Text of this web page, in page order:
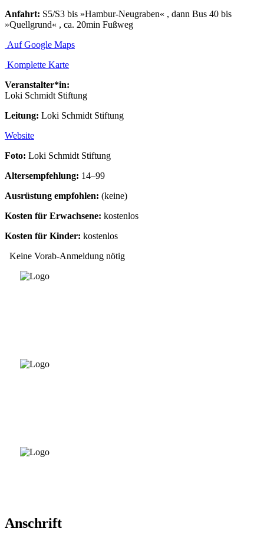
Anfahrt: S5/S3 bis »Hambur-Neugraben« , dann Bus 40 bis
»Quellgrund« , ca. 20min Fußweg
Auf Google Maps
Komplette Karte
Veranstalter*in:
Loki Schmidt Stiftung
Leitung: Loki Schmidt Stiftung
Website
Foto: Loki Schmidt Stiftung
Altersempfehlung: 14–99
Ausrüstung empfohlen: (keine)
Kosten für Erwachsene: kostenlos
Kosten für Kinder: kostenlos
Keine Vorab-Anmeldung nötig
Anschrift